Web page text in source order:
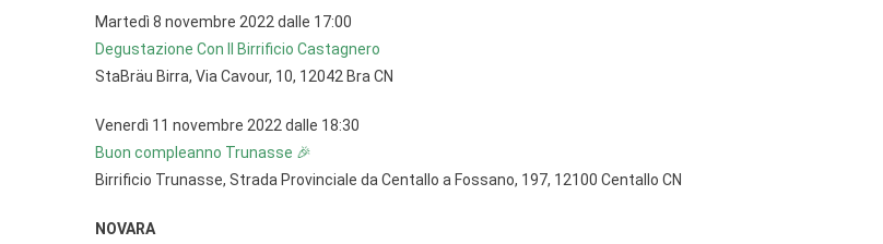
Martedì 8 novembre 2022 dalle 17:00
Degustazione Con Il Birrificio Castagnero
StaBräu Birra, Via Cavour, 10, 12042 Bra CN
Venerdì 11 novembre 2022 dalle 18:30
Buon compleanno Trunasse 🎉
Birrificio Trunasse, Strada Provinciale da Centallo a Fossano, 197, 12100 Centallo CN
NOVARA